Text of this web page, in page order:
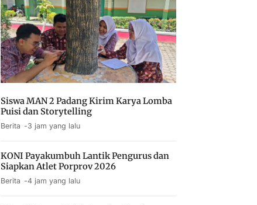
Siswa MAN 2 Padang Kirim Karya Lomba
Puisi dan Storytelling
Berita 3 jam yang lalu
KONI Payakumbuh Lantik Pengurus dan
Siapkan Atlet Porprov 2026
Berita 4 jam yang lalu